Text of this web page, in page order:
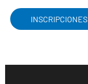
INSCRIPCIONES